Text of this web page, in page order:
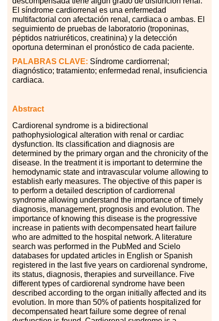
El síndrome cardiorrenal es una enfermedad
multifactorial con afectación renal, cardiaca o ambas. El
seguimiento de pruebas de laboratorio (troponinas,
péptidos natriuréticos, creatinina) y la detección
oportuna determinan el pronóstico de cada paciente.
PALABRAS CLAVE: Síndrome cardiorrenal;
diagnóstico; tratamiento; enfermedad renal, insuficiencia
cardiaca.
Abstract
Cardiorenal syndrome is a bidirectional
pathophysiological alteration with renal or cardiac
dysfunction. Its classification and diagnosis are
determined by the primary organ and the chronicity of the
disease. In the treatment it is important to determine the
hemodynamic state and intravascular volume allowing to
establish early measures. The objective of this paper is
to perform a detailed description of cardiorrenal
syndrome allowing understand the importance of timely
diagnosis, management, prognosis and evolution. The
importance of knowing this disease is the progressive
increase in patients with decompensated heart failure
who are admitted to the hospital network. A literature
search was performed in the PubMed and Scielo
databases for updated articles in English or Spanish
registered in the last five years on cardiorenal syndrome,
its status, diagnosis, therapies and surveillance. Five
different types of cardiorenal syndrome have been
described according to the organ initially affected and its
evolution. In more than 50% of patients hospitalized for
decompensated heart failure some degree of renal